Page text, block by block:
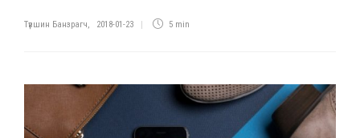
Түвшин Банзрагч, 2018-01-23 5 min